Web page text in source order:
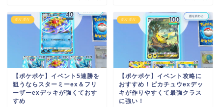
ポケポケ
【ポケポケ】イベント5連勝を
狙うならスターミーex＆フリ
ーザーexデッキが強くておす
すめ
ポケポケ
【ポケポケ】イベント攻略に
おすすめ！ピカチュウexデッ
キが作りやすくて最強クラス
に強い！